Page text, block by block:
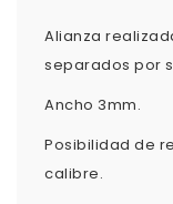
Alianza
separados por
Ancho 3mm.
Posibilidad de
calibre.